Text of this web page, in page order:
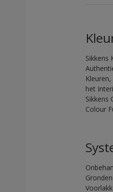
Sikkens
het
Sikkens
Colour